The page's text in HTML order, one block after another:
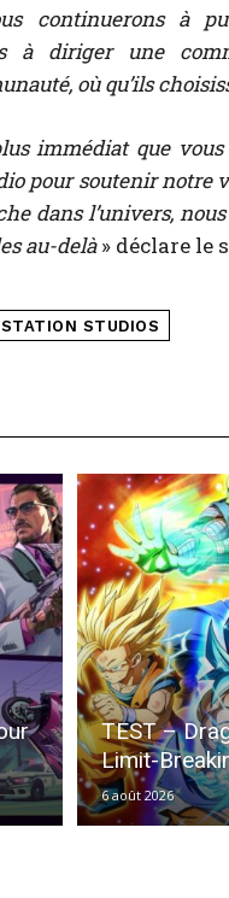
continuerons à
à diriger une
où qu’ils
immédiat que
pour soutenir notre
dans l’univers,
au-delà» déclare le
STUDIOS
TEST –
Limit-
6 août 2026